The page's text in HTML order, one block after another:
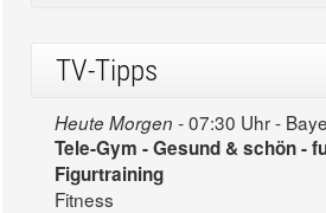
TV-Tipps
Heute Morgen -07:30 Uhr -
Tele-Gym - Gesund & schön -
Figurtraining
Fitness